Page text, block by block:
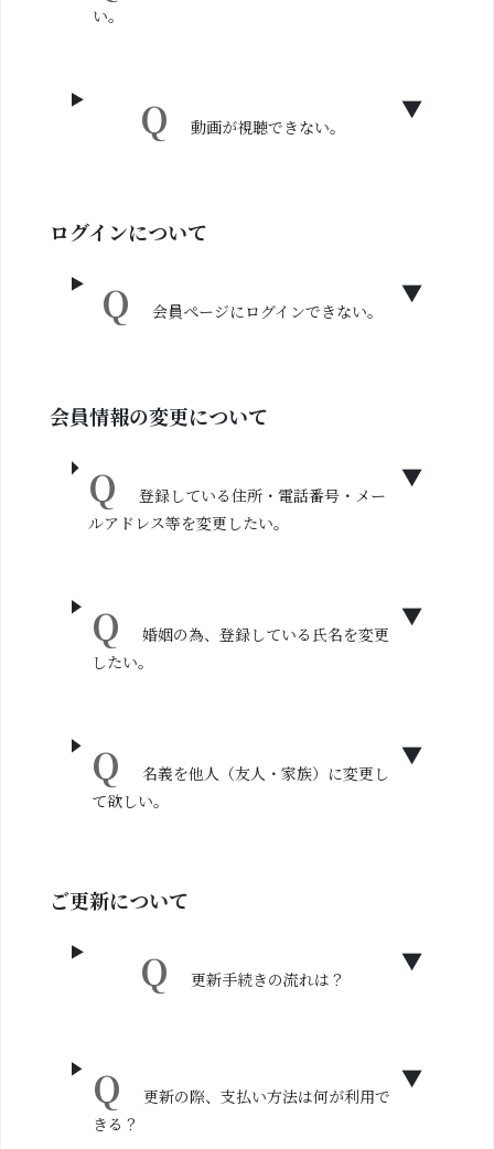
い。
動画が視聴できない。
ログインについて
会員ページにログインできない。
会員情報の変更について
登録している住所・電話番号・メー
ルアドレス等を変更したい。
婚姻の為、登録している氏名を変更
したい。
名義を他人（友人・家族）に変更し
て欲しい。
ご更新について
更新手続きの流れは？
更新の際、支払い方法は何が利用で
きる？